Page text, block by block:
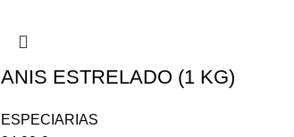
ANIS ESTRELADO (1 KG)
ESPECIARIAS